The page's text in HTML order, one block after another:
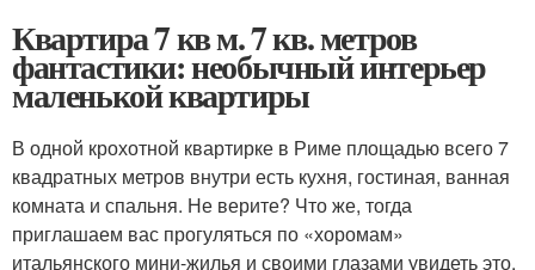
Квартира 7 кв м. 7 кв. метров
фантастики: необычный интерьер
маленькой квартиры
В одной крохотной квартирке в Риме площадью всего 7
квадратных метров внутри есть кухня, гостиная, ванная
комната и спальня. Не верите? Что же, тогда
приглашаем вас прогуляться по «хоромам»
итальянского мини-жилья и своими глазами увидеть это.